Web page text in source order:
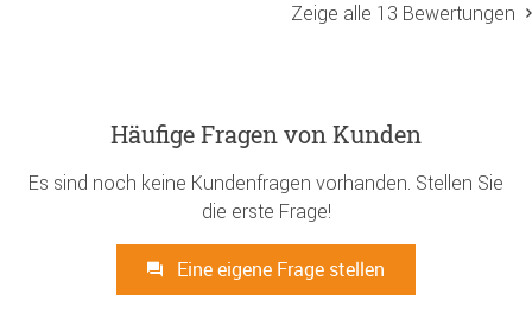
Zeige alle 13 Bewertungen
Häufige Fragen von Kunden
Es sind noch keine Kundenfragen vorhanden. Stellen Sie
die erste Frage!
Eine eigene Frage stellen